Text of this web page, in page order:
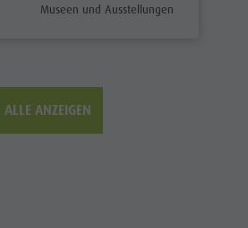
aria.poi_category_prefix
Museen und Ausstellungen
ALLE ANZEIGEN